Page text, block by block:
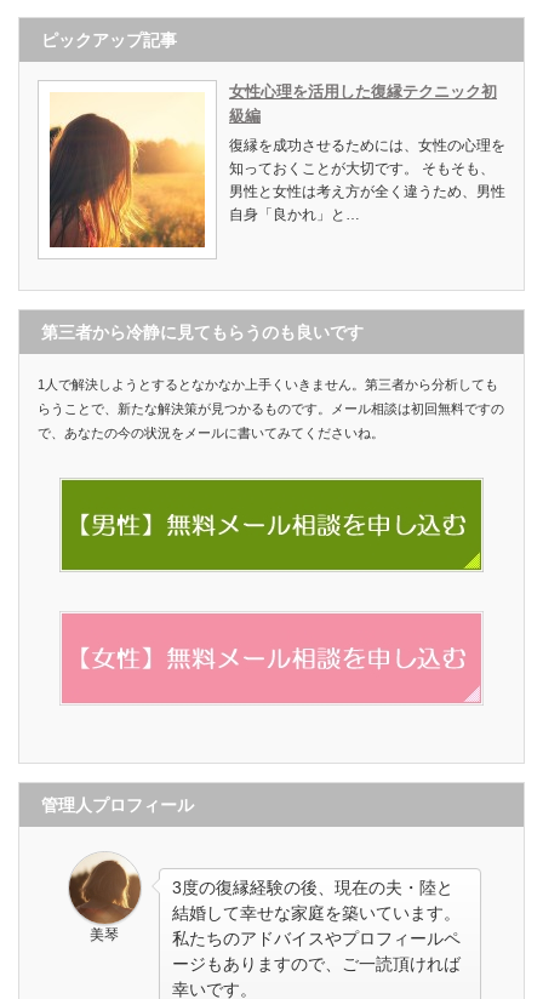
ピックアップ記事
女性心理を活用した復縁テクニック初
級編
復縁を成功させるためには、女性の心理を
知っておくことが大切です。 そもそも、
男性と女性は考え方が全く違うため、男性
自身「良かれ」と…
第三者から冷静に見てもらうのも良いです
1人で解決しようとするとなかなか上手くいきません。第三者から分析しても
らうことで、新たな解決策が見つかるものです。メール相談は初回無料ですの
で、あなたの今の状況をメールに書いてみてくださいね。
管理人プロフィール
美琴
3度の復縁経験の後、現在の夫・陸と
結婚して幸せな家庭を築いています。
私たちのアドバイスやプロフィールペ
ージもありますので、ご一読頂ければ
幸いです。